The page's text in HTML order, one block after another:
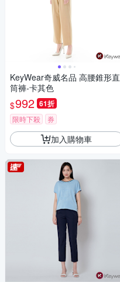
KeyWear奇威名品 高腰錐形直
筒褲-卡其色
$992 61折
限時下殺 券
加入購物車